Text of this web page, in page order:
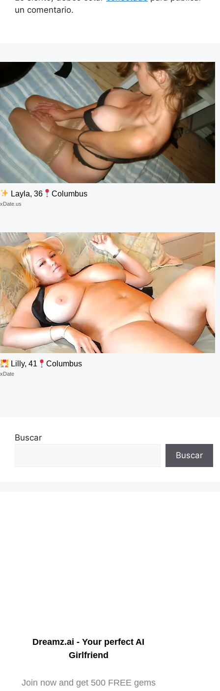
un comentario.
Layla, 36 Columbus
xDate.us
Lilly, 41 Columbus
xDate
Buscar
Buscar
Dreamz.ai - Your perfect AI
Girlfriend
Join now and get 500 FREE gems